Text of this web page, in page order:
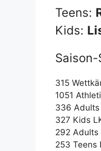
Teens:
Kids:
315
1051
336 Adults
327 Kids
292 Adults
253 Teens